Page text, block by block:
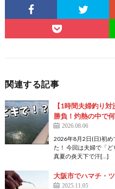
関連する記事
【1時間夫婦釣り
勝負！灼熱の中で
2026.08.06
2026年8月2日(日)初め
た！ 今回は夫婦で「
真夏の炎天下で汗[…]
大阪市でハマチ・
2025.11.05